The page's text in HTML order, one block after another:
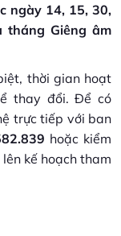
ngày 14, 15, 30,
tháng Giêng âm
thời gian hoạt
thay đổi. Để có
trực tiếp với ban
hoặc kiểm
kế hoạch tham